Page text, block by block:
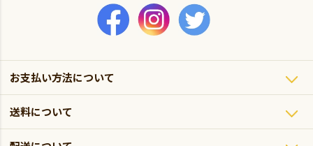
お支払い方法について
送料について